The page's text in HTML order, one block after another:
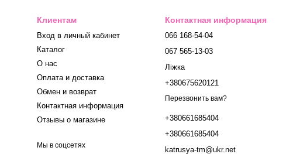
Клиентам
Вход в личный кабинет
Каталог
О нас
Оплата и доставка
Обмен и возврат
Контактная информация
Отзывы о магазине
Мы в соцсетях
Контактная информация
066 168-54-04
067 565-13-03
Ліжка
+380675620121
Перезвонить вам?
+380661685404
+380661685404
katrusya-tm@ukr.net